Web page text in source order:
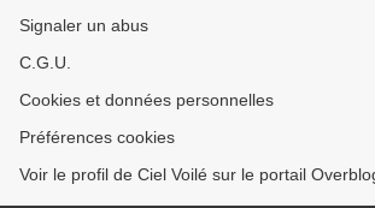
Signaler un abus
C.G.U.
Cookies et données personnelles
Préférences cookies
Voir le profil de Ciel Voilé sur le portail